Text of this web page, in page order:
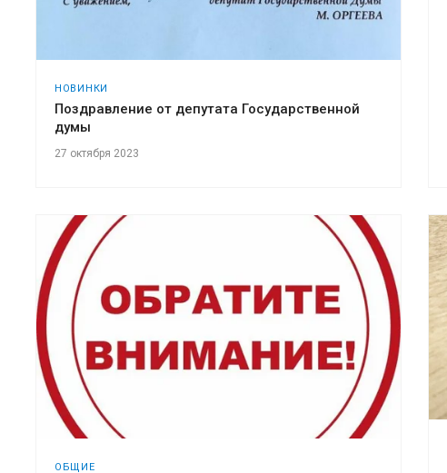
НОВИНКИ
Поздравление от депутата Государственной
думы
27 октября 2023
ОБЩИЕ